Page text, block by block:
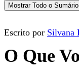
Mostrar Todo o Sumário
Escrito por Silvana
O Que